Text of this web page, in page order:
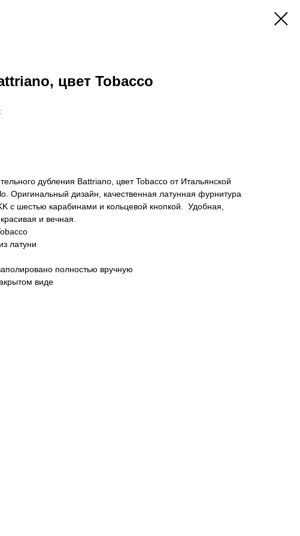
цвет Tobacco
дубления Battriano, цвет Tobacco от Итальянской
Оригинальный дизайн, качественная латунная фурнитура
с шестью карабинами и кольцевой кнопкой. Удобная,
и вечная.
латуни
полностью вручную
виде